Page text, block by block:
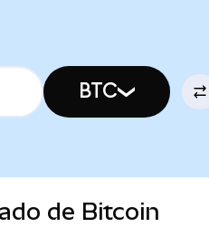
BTC
de Bitcoin